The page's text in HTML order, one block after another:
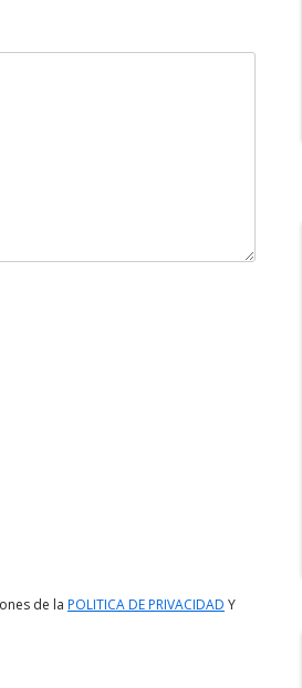
de la POLITICA DE PRIVACIDAD Y